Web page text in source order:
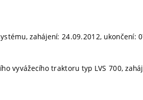
zahájení: 24.09.2012, ukončení:
vyvážecího traktoru typ LVS 700,